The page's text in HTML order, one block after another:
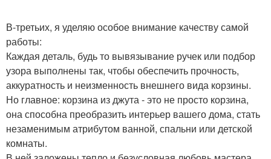
В-третьих, я уделяю особое внимание качеству самой
работы:
Каждая деталь, будь то вывязывание ручек или подбор
узора выполнены так, чтобы обеспечить прочность,
аккуратность и неизменность внешнего вида корзины.
Но главное: корзина из джута - это не просто корзина,
она способна преобразить интерьер вашего дома, стать
незаменимым атрибутом ванной, спальни или детской
комнаты.